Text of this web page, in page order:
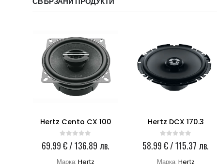
Hertz Cento CX 100
0 out of 5
69.99€/ 136.89 лв.
Марка:Hertz
Hertz DCX 170.3
0 out of 5
58.99€/ 115.37 лв.
Марка: Hertz